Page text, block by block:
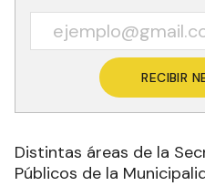
RECIBIR
Distintas áreas de la
Públicos de la